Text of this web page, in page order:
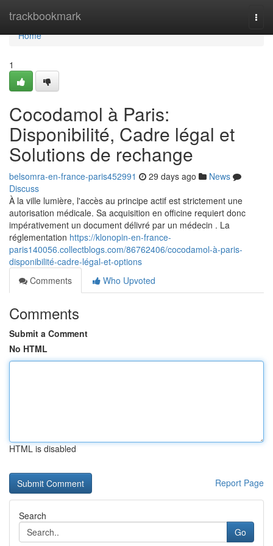
trackbookmark
Home
Home
1
Cocodamol à Paris:
Disponibilité, Cadre légal et
Solutions de rechange
belsomra-en-france-paris452991 29 days ago
News
Discuss
À la ville lumière, l'accès au principe actif est strictement une
autorisation médicale. Sa acquisition en officine requiert donc
impérativement un document délivré par un médecin . La
réglementation https://klonopin-en-france-
paris140056.collectblogs.com/86762406/cocodamol-à-paris-
disponibilité-cadre-légal-et-options
Comments
Who Upvoted
Comments
Submit a Comment
No HTML
HTML is disabled
Report Page
Search
Go